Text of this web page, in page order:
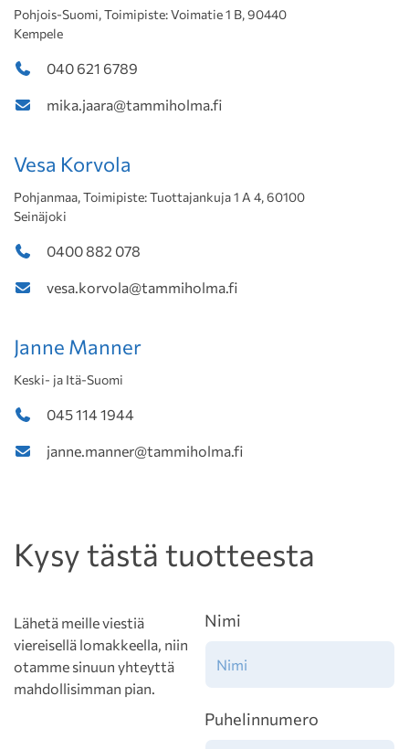
Pohjois-Suomi, Toimipiste: Voimatie 1 B, 90440
Kempele
040 621 6789
mika.jaara@tammiholma.fi
Vesa Korvola
Pohjanmaa, Toimipiste: Tuottajankuja 1 A 4, 60100
Seinäjoki
0400 882 078
vesa.korvola@tammiholma.fi
Janne Manner
Keski- ja Itä-Suomi
045 114 1944
janne.manner@tammiholma.fi
Kysy tästä tuotteesta
Lähetä meille viestiä
viereisellä lomakkeella, niin
otamme sinuun yhteyttä
mahdollisimman pian.
Nimi
Puhelinnumero